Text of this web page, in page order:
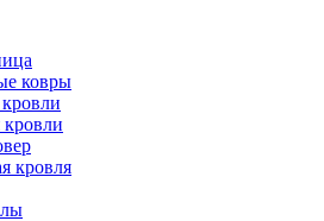
ковры
кровля